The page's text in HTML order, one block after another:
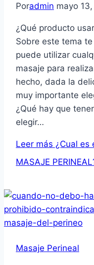
Poradmin mayo 13,
¿Qué producto
Sobre este tema
puede utilizar
masaje para
hecho, dada la
muy importante
¿Qué hay que
elegir…
Leer más ¿Cual es
MASAJE
Masaje Perineal